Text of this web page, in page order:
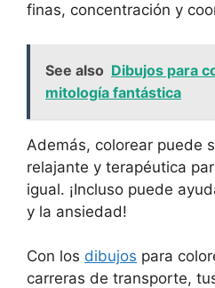
finas, concentración y
See also Dibujos para
mitología fantástica
Además, colorear puede
relajante y terapéutica
igual. ¡Incluso puede
y la ansiedad!
Con los dibujos para
carreras de transporte,